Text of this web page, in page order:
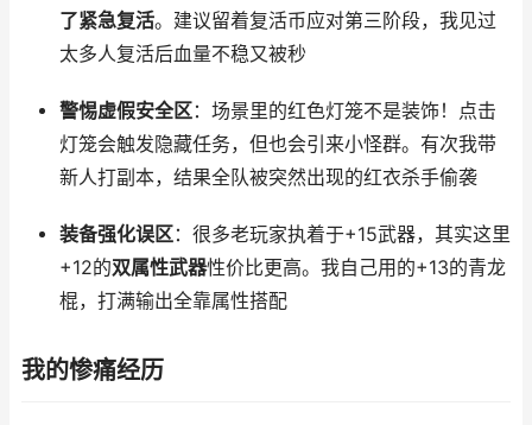
了紧急复活。建议留着复活币应对第三阶段，我见过
太多人复活后血量不稳又被秒
警惕虚假安全区：场景里的红色灯笼不是装饰！点击
灯笼会触发隐藏任务，但也会引来小怪群。有次我带
新人打副本，结果全队被突然出现的红衣杀手偷袭
装备强化误区：很多老玩家执着于+15武器，其实这里
+12的双属性武器性价比更高。我自己用的+13的青龙
棍，打满输出全靠属性搭配
我的惨痛经历